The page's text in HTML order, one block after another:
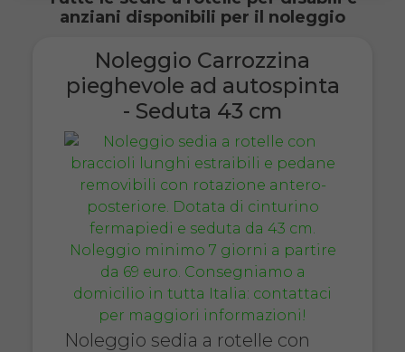
anziani disponibili per il noleggio
Noleggio Carrozzina
pieghevole ad autospinta
- Seduta 43 cm
Noleggio sedia a rotelle con